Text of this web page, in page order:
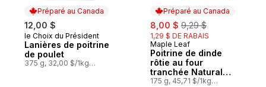
Préparé au Canada
12,00 $
Préparé au Canada
le Choix du Président
Lanières de poitrine
de poulet
375 g, 32,00 $/1kg
Préparé au Canada
sale:
8,00 $ , formerly:
9,29 $
1,29 $ DE RABAIS
Préparé au Canada
Maple Leaf
Poitrine de dinde
rôtie au four
tranchée Natural
Selections
175 g, 45,71 $/1kg